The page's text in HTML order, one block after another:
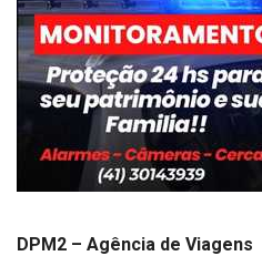
DPM2 – Agência de Viagens